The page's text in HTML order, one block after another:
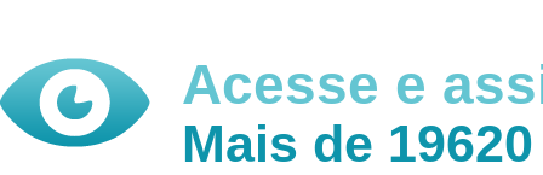
Acesse e
Mais de